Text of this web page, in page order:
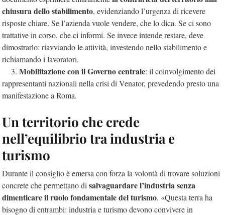
chiusura dello stabilimento, evidenziando l’urgenza di ricevere
risposte chiare. Se l’azienda vuole vendere, che lo dica. Se ci sono
trattative in corso, che ci informi. Se invece intende restare, deve
dimostrarlo: riavviando le attività, investendo nello stabilimento e
richiamando i lavoratori.
3. Mobilitazione con il Governo centrale: il coinvolgimento dei
rappresentanti nazionali nella crisi di Venator, prevedendo presto una
manifestazione a Roma.
Un territorio che crede
nell’equilibrio tra industria e
turismo
Durante il consiglio è emersa con forza la volontà di trovare soluzioni
concrete che permettano di salvaguardare l’industria senza
dimenticare il ruolo fondamentale del turismo. «Questa terra ha
bisogno di entrambi: industria e turismo devono convivere in